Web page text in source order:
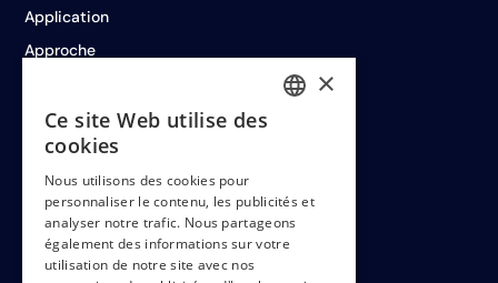
Application
Approche
LEGAL FRENCH
×
Ce site Web utilise des
cookies
Nous utilisons des cookies pour
personnaliser le contenu, les publicités et
analyser notre trafic. Nous partageons
également des informations sur votre
utilisation de notre site avec nos